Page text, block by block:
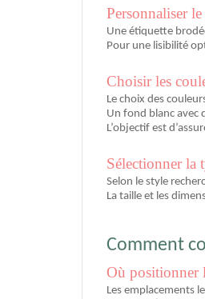
Personnaliser
Une étiquette
Pour une lisibilité
Choisir les
Le choix des
Un fond blanc avec
L’objectif est
Sélectionner la
Selon le style
La taille et les
Comment
Où positionner
Les emplacements